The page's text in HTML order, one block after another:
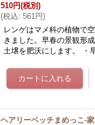
510円(税別)
(税込: 561円)
レンゲはマメ科の植物で
きました。早春の景観形
土壌を肥沃にします。 ・
ヘアリーベッチまめっこ-